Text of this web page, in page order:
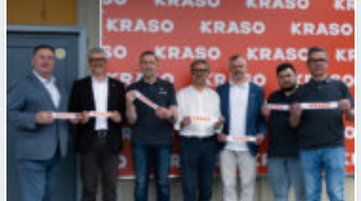
KRASO stiprina klātbūtni Latvijas reģionos un atklāj jaunu veikalu
Valmierā